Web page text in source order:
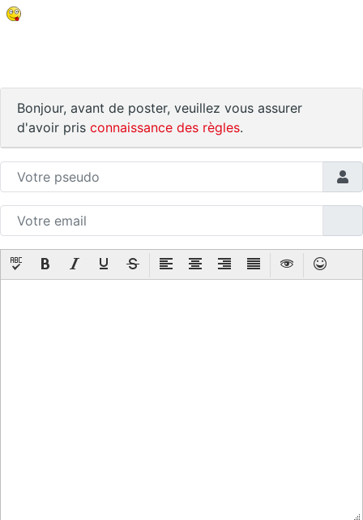
Bonjour, avant de poster, veuillez vous assurer
d'avoir pris connaissance des règles.